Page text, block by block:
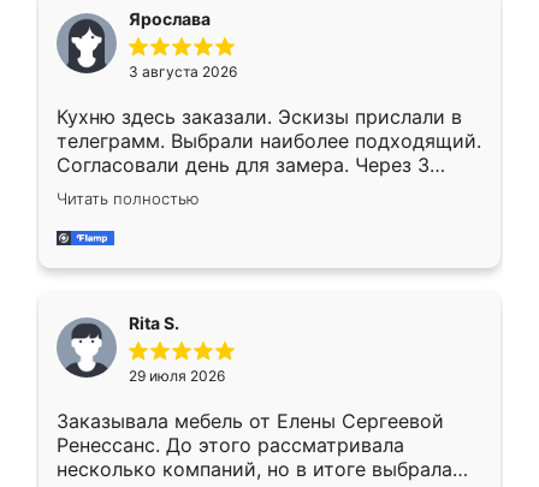
Ярослава
3 августа 2026
Кухню здесь заказали. Эскизы прислали в
телеграмм. Выбрали наиболее подходящий.
Согласовали день для замера. Через 3
недели кухня была уже готова. Остались
довольны работой. Спасибо Ренессанс
мебель за качественную работу!
Читать полностью
Rita S.
29 июля 2026
Заказывала мебель от Елены Сергеевой
Ренессанс. До этого рассматривала
несколько компаний, но в итоге выбрала